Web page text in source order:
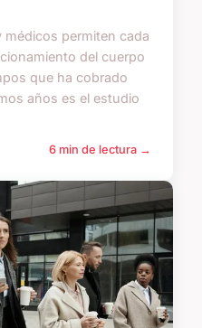
permiten cada
del cuerpo
que ha cobrado
años es el estudio
6 min de lectura →